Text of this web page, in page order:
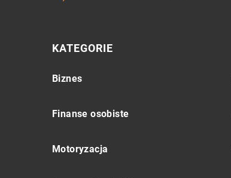
KATEGORIE
Biznes
Finanse osobiste
Motoryzacja